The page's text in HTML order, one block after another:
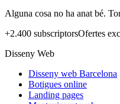
Alguna cosa no ha anat bé.
+2.400 subscriptorsOfertes
Disseny Web
Disseny web Barcelona
Botigues online
Landing pages